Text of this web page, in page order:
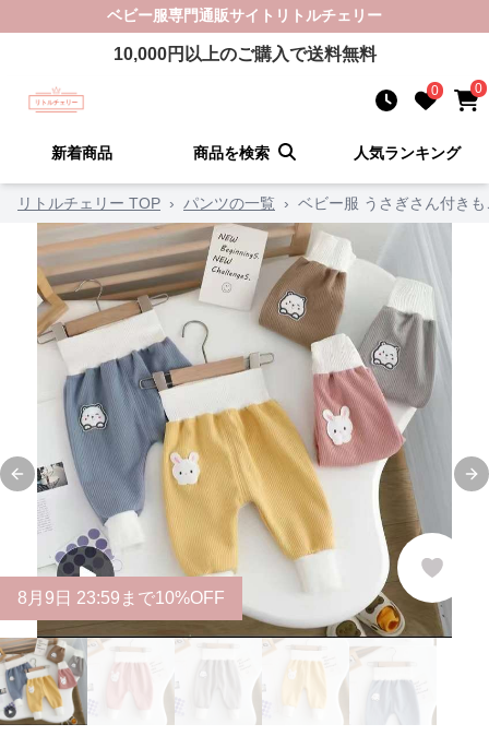
ベビー服専門通販サイト リトルチェリー
10,000円以上のご購入で送料無料
0 0
新着商品 商品を検索 人気ランキング
リトルチェリー TOP › パンツの一覧 › ベビー服 うさぎさん付き
Previous slide
8 月 9 日 23:59まで10%OFF